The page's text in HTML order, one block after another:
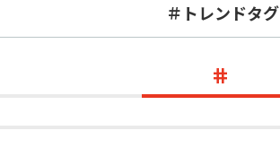
＃トレンドタグ